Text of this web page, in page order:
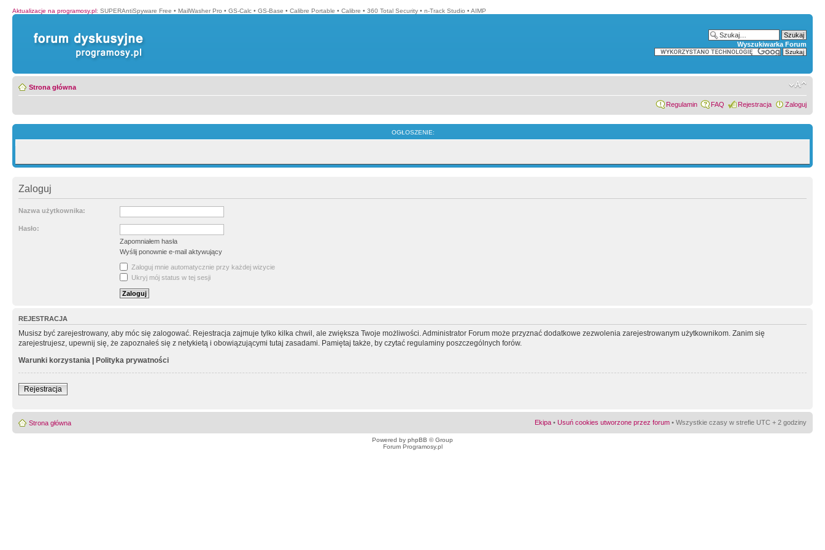
Aktualizacje na programosy.pl: SUPERAntiSpyware Free • MailWasher Pro • GS-Calc • GS-Base • Calibre Portable • Calibre • 360 Total Security • n-Track Studio • AIMP
Wyszukiwarka Forum
Strona główna
Regulamin FAQ Rejestracja Zaloguj
OGŁOSZENIE:
Zaloguj
Nazwa użytkownika:
Hasło:
Zapomniałem hasła
Wyślij ponownie e-mail aktywujący
Zaloguj mnie automatycznie przy każdej wizycie
Ukryj mój status w tej sesji
REJESTRACJA
Musisz być zarejestrowany, aby móc się zalogować. Rejestracja zajmuje tylko kilka chwil, ale zwiększa Twoje możliwości. Administrator Forum może przyznać dodatkowe zezwolenia zarejestrowanym użytkownikom. Zanim się
zarejestrujesz, upewnij się, że zapoznałeś się z netykietą i obowiązującymi tutaj zasadami. Pamiętaj także, by czytać regulaminy poszczególnych forów.
Warunki korzystania | Polityka prywatności
Rejestracja
Strona główna Ekipa • Usuń cookies utworzone przez forum • Wszystkie czasy w strefie UTC + 2 godziny
Powered by phpBB © Group
Forum Programosy.pl